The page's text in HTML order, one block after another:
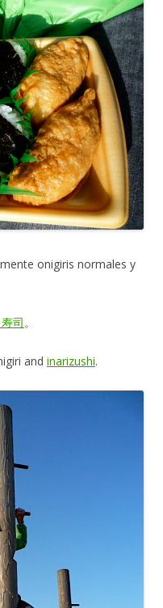
onigiris normales y
司。
and inarizushi.